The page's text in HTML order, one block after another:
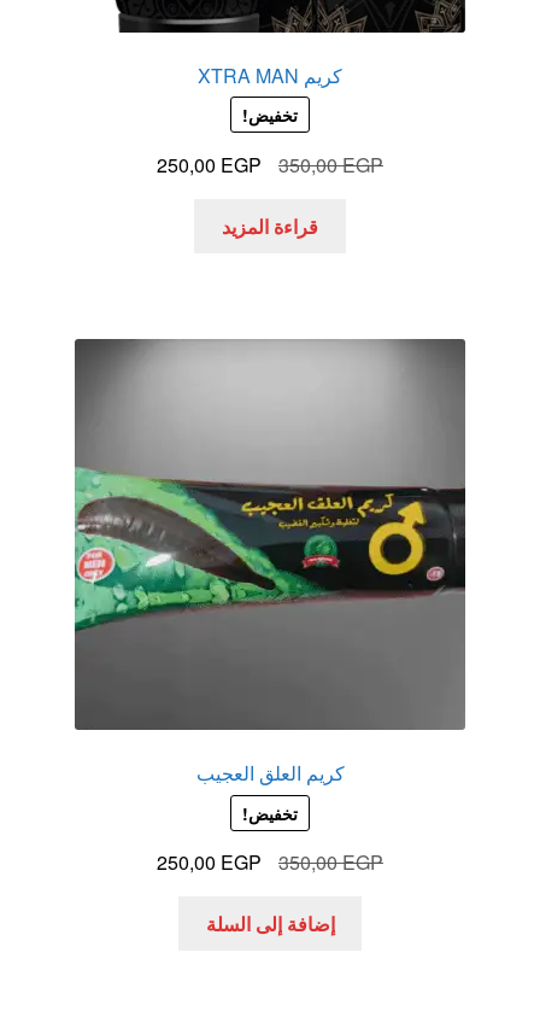
كريم XTRA MAN
تخفيض!
350,00EGP
السعر
هو:
250,00 EGP
السعر
قراءة المزيد
كريم العلق العجيب
تخفيض!
350,00EGP
السعر
هو:
250,00 EGP
السعر
إضافة إلى السلة